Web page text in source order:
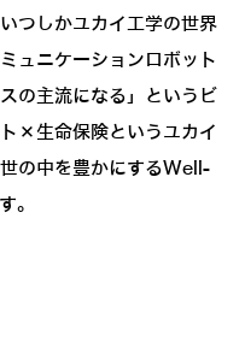
つしかユカイ工学の世界
ュニケーションロボット
の主流になる」というビ
×生命保険というユカイ
の中を豊かにするWell-
。